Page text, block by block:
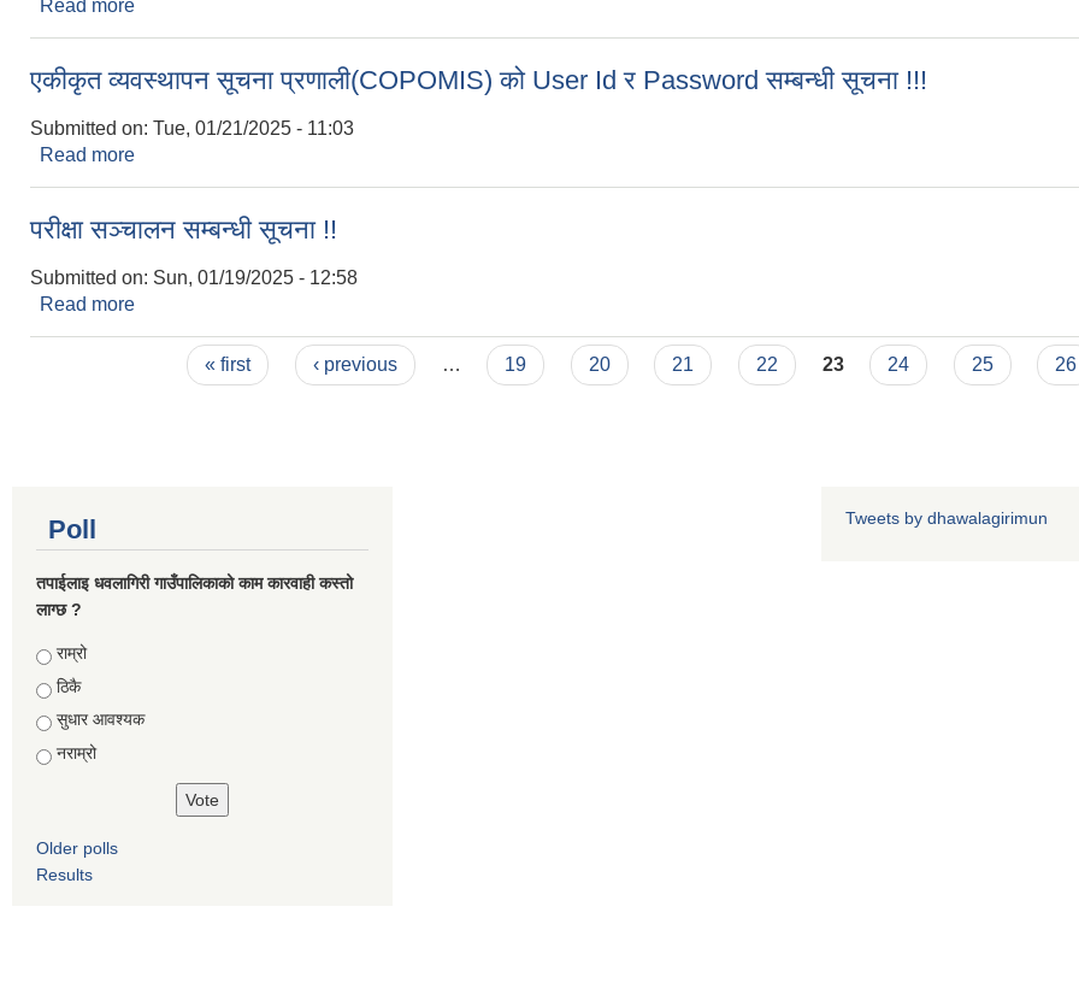
Read more
एकीकृत व्यवस्थापन सूचना प्रणाली(COPOMIS) को User Id र Password सम्बन्धी सूचना !!!
Submitted on: Tue, 01/21/2025 - 11:03
Read more
परीक्षा सञ्चालन सम्बन्धी सूचना !!
Submitted on: Sun, 01/19/2025 - 12:58
Read more
« first ‹ previous … 19 20 21 22 23 24 25 26
Poll
तपाईलाइ धवलागिरी गाउँपालिकाको काम कारवाही कस्तो
लाग्छ ?
Choices
राम्रो
ठिकै
सुधार आवश्यक
नराम्रो
Older polls
Results
Tweets by dhawalagirimun